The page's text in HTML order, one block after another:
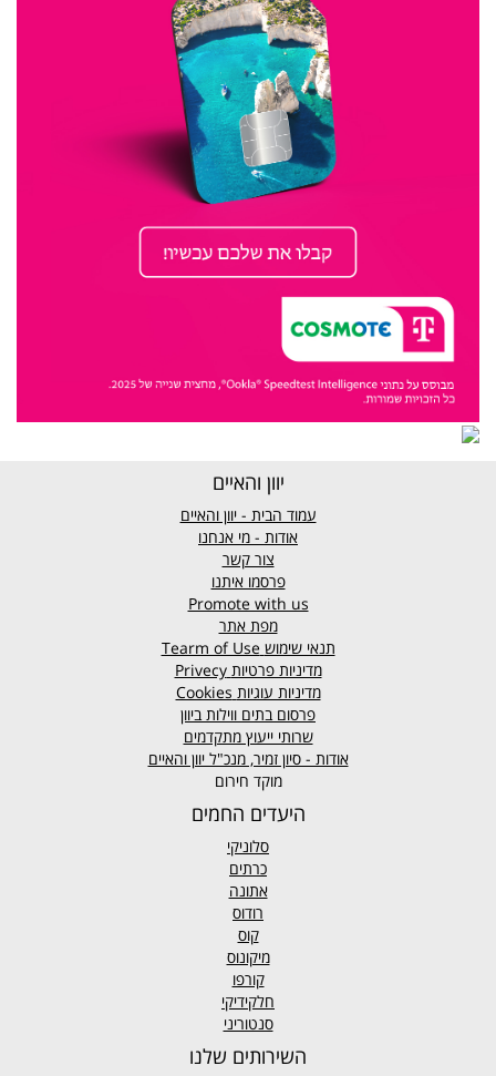
יוון והאיים
עמוד הבית - יוון והאיים
אודות - מי אנחנו
צור קשר
פרסמו איתנו
Promote with us
מפת אתר
תנאי שימוש
מדיניות פרטיות Privecy
מדיניות עוגיות Cookies
פרסום בתים ווילות ביוון
שרותי ייעוץ מתקדמים
אודות - סיון זמיר, מנכ"ל יוון והאיים
מוקד חירום
היעדים החמים
סלוניקי
כרתים
אתונה
רודוס
קוס
מיקונוס
קורפו
חלקידיקי
סנטוריני
השירותים שלנו